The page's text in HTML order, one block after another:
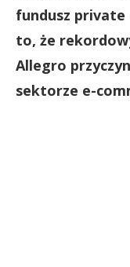
fundusz private
to, że
Allegro
sektorze e-